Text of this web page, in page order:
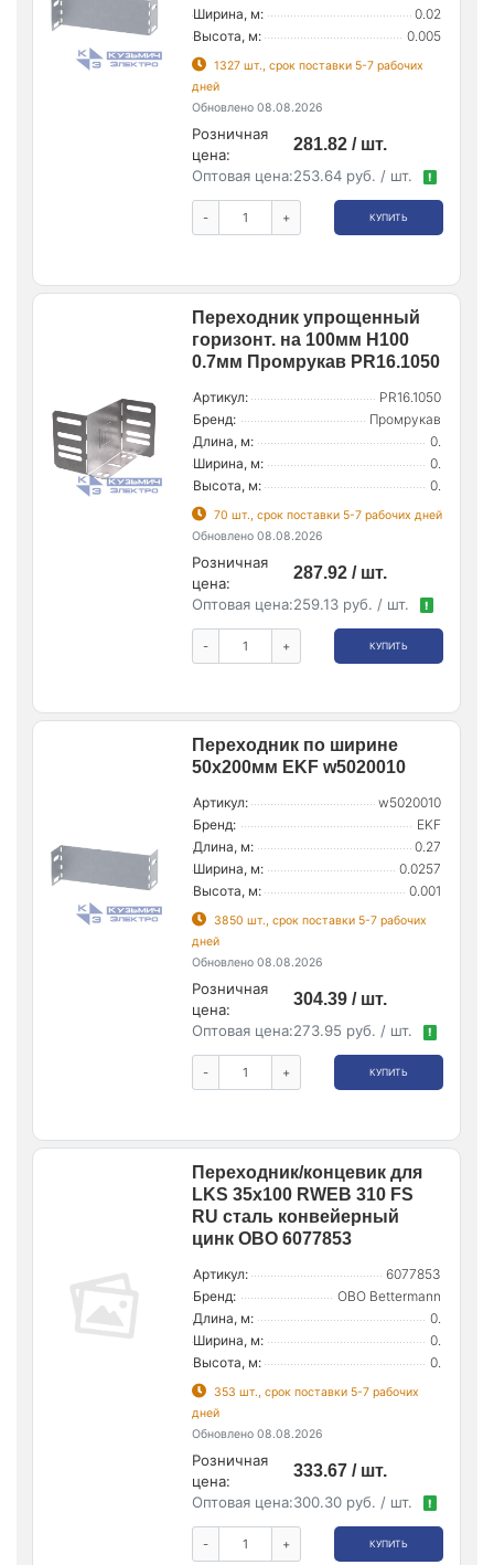
Ширина, м:
0.02
Высота, м:
0.005
1327 шт., срок поставки 5-7 рабочих
дней
Обновлено 08.08.2026
Розничная
цена:
281.82 / шт.
Оптовая цена:253.64 руб. / шт. !
- + КУПИТЬ
Переходник упрощенный
горизонт. на 100мм Н100
0.7мм Промрукав PR16.1050
Артикул:
PR16.1050
Бренд:
Промрукав
Длина, м:
0.
Ширина, м:
0.
Высота, м:
0.
70 шт., срок поставки 5-7 рабочих дней
Обновлено 08.08.2026
Розничная
цена:
287.92 / шт.
Оптовая цена:259.13 руб. / шт. !
- + КУПИТЬ
Переходник по ширине
50х200мм EKF w5020010
Артикул:
w5020010
Бренд:
EKF
Длина, м:
0.27
Ширина, м:
0.0257
Высота, м:
0.001
3850 шт., срок поставки 5-7 рабочих
дней
Обновлено 08.08.2026
Розничная
цена:
304.39 / шт.
Оптовая цена:273.95 руб. / шт. !
- + КУПИТЬ
Переходник/концевик для
LKS 35х100 RWEB 310 FS
RU сталь конвейерный
цинк OBO 6077853
Артикул:
6077853
Бренд:
OBO Bettermann
Длина, м:
0.
Ширина, м:
0.
Высота, м:
0.
353 шт., срок поставки 5-7 рабочих
дней
Обновлено 08.08.2026
Розничная
цена:
333.67 / шт.
Оптовая цена:300.30 руб. / шт. !
- + КУПИТЬ